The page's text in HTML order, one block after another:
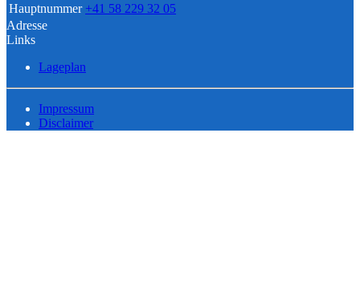
Hauptnummer +41 58 229 32 05
Adresse
Links
Lageplan
Impressum
Disclaimer